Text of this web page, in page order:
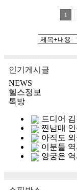
1
인기게시글
NEWS
헬스정보
톡방
드디어
찐남매
아직도
이분들
양궁은